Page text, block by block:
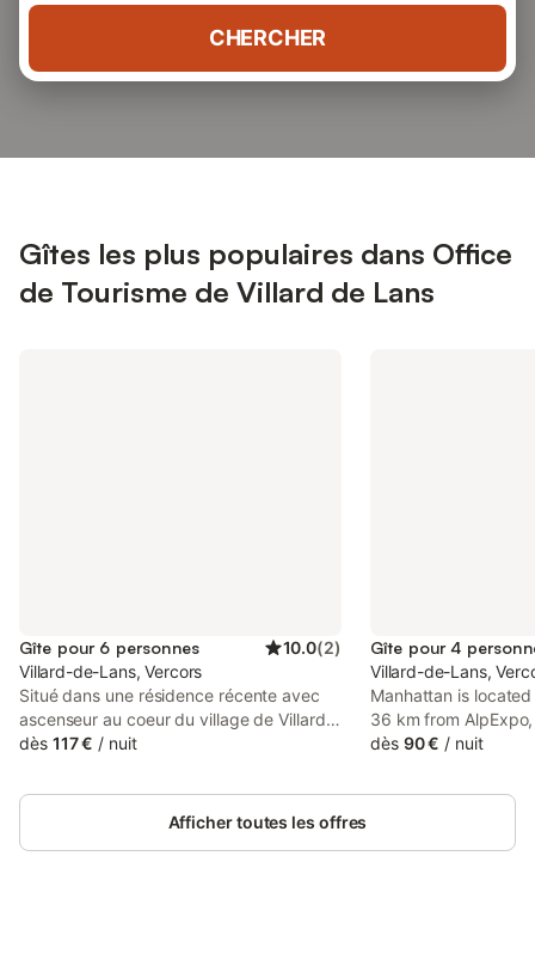
CHERCHER
Gîtes les plus populaires dans Office
de Tourisme de Villard de Lans
Gîte pour 6 personnes 10.0(2)
Villard-de-Lans, Vercors
Situé dans une résidence récente avec
ascenseur au coeur du village de Villard
de Lans et doté d'une grande terrasse
appartement se compose : - D'une entrée
avec rangement intégré. - D'une grande
dès 117 € / nuit
Gîte pour 4
Villard-de-Lans,
Manhattan is
36 km from
Stadium, and 36 km
Grenoble, the
dès 90 € / nuit
Afficher toutes les offres